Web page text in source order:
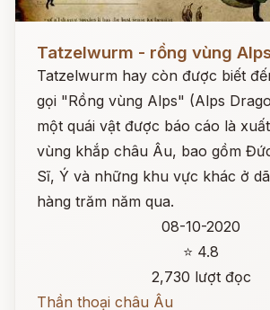
Tatzelwurm - rồng vùng
Tatzelwurm hay còn được biết
gọi "Rồng vùng Alps" (Alps
một quái vật được báo cáo là
vùng khắp châu Âu, bao gồm
Sĩ, Ý và những khu vực khác ở
hàng trăm năm qua.
08-10-2020
⭐ 4.8
2,730 lượt đọc
Thần thoại châu Âu